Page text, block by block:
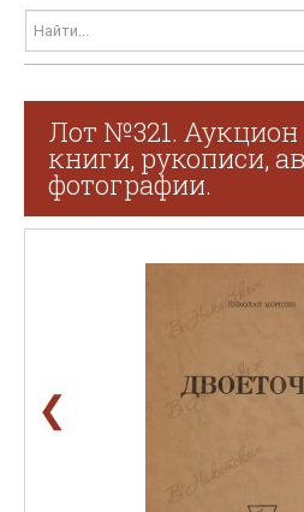
Лот №321. Аукцион
книги, рукописи,
фотографии.
❮